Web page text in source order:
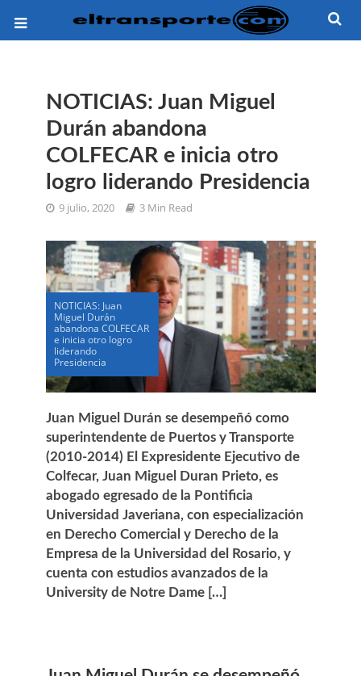
NOTICIAS: Juan Miguel
Durán abandona
COLFECAR e inicia otro
logro liderando Presidencia
9 julio, 2020 3 Min Read
NOTICIAS: Juan
Miguel Durán
abandona COLFECAR
e inicia otro logro
liderando
Presidencia
Juan Miguel Durán se desempeñó como
superintendente de Puertos y Transporte
(2010-2014) El Expresidente Ejecutivo de
Colfecar, Juan Miguel Duran Prieto, es
abogado egresado de la Pontificia
Universidad Javeriana, con especialización
en Derecho Comercial y Derecho de la
Empresa de la Universidad del Rosario, y
cuenta con estudios avanzados de la
University de Notre Dame […]